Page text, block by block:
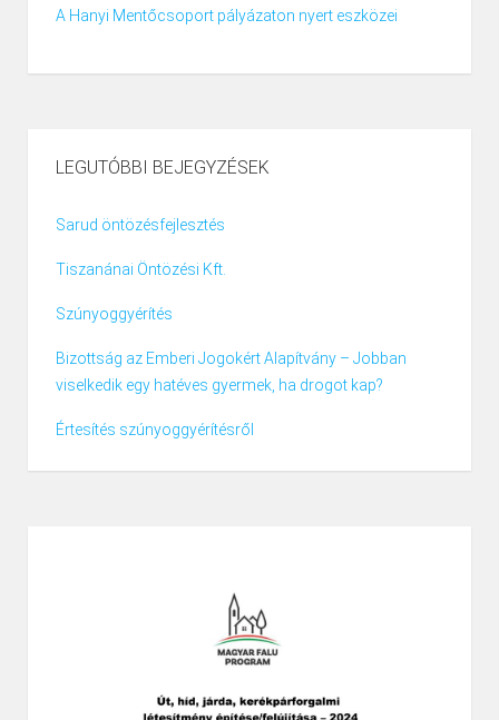
A Hanyi Mentőcsoport pályázaton nyert eszközei
LEGUTÓBBI BEJEGYZÉSEK
Sarud öntözésfejlesztés
Tiszanánai Öntözési Kft.
Szúnyoggyérítés
Bizottság az Emberi Jogokért Alapítvány – Jobban
viselkedik egy hatéves gyermek, ha drogot kap?
Értesítés szúnyoggyérítésről